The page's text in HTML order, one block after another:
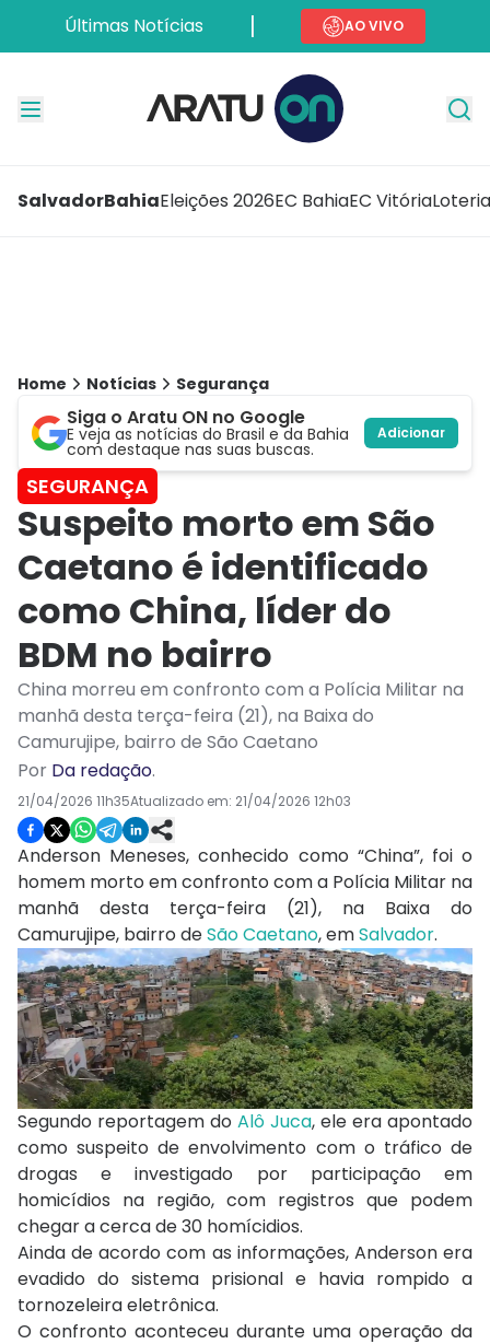
Últimas Notícias AO VIVO
SalvadorBahiaEleições 2026EC BahiaEC Vitória
Home Notícias Segurança
Siga o Aratu ON no Google
E veja as notícias do Brasil e da Bahia
com destaque nas suas buscas.
Adicionar
SEGURANÇA
Suspeito morto em São
Caetano é identificado
como China, líder do
BDM no bairro
China morreu em confronto com a Polícia Militar na
manhã desta terça-feira (21), na Baixa do
Camurujipe, bairro de São Caetano
Por Da redação.
21/04/2026 11h35Atualizado em: 21/04/2026 12h03
Anderson Meneses, conhecido como “China”, foi o
homem morto em confronto com a Polícia Militar na
manhã desta terça-feira (21), na Baixa do
Camurujipe, bairro deSão Caetano, emSalvador.
Segundo reportagem do Alô Juca, ele era apontado
como suspeito de envolvimento com o tráfico de
drogas e investigado por participação em
homicídios na região, com registros que podem
chegar a cerca de 30 homícidios.
Ainda de acordo com as informações, Anderson era
evadido do sistema prisional e havia rompido a
tornozeleira eletrônica.
O confronto aconteceu durante uma operação da